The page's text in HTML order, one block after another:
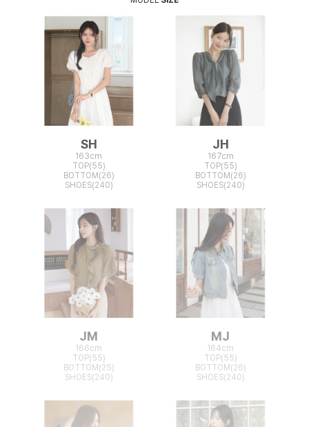
SH
163cm
TOP(55)
BOTTOM(26)
SHOES(240)
JH
167cm
TOP(55)
BOTTOM(26)
SHOES(240)
JM
166cm
TOP(55)
BOTTOM(25)
SHOES(240)
MJ
164cm
TOP(55)
BOTTOM(26)
SHOES(240)